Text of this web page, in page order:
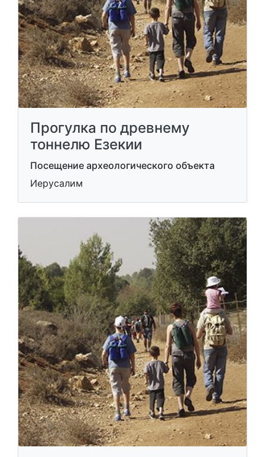
Прогулка по древнему
тоннелю Езекии
Посещение археологического объекта
Иерусалим